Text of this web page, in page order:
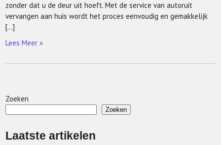
zonder dat u de deur uit hoeft. Met de service van autoruit
vervangen aan huis wordt het proces eenvoudig en gemakkelijk
[…]
Lees Meer »
Zoeken
Zoeken
Laatste artikelen